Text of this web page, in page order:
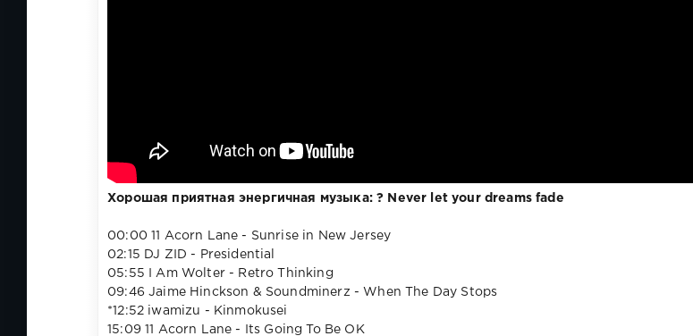
Хорошая приятная энергичная музыка: ? Never let your dreams fade
00:00 11 Acorn Lane - Sunrise in New Jersey
02:15 DJ ZID - Presidential
05:55 I Am Wolter - Retro Thinking
09:46 Jaime Hinckson & Soundminerz - When The Day Stops
*12:52 iwamizu - Kinmokusei
15:09 11 Acorn Lane - Its Going To Be OK